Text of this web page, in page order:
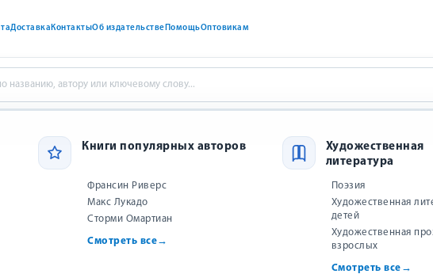
Доставка КонтактыОб издательстве ПомощьОптовикам
Книги популярных авторов
Франсин Риверс
Макс Лукадо
Сторми Омартиан
Смотреть все→
Художественная
литература
Поэзия
Художественная
детей
Художественная
взрослых
Смотреть все →
можно купить христианские книги и сувениры со скидками. Сезонные
книга недели. Подпишитесь на нашу рассылку, чтобы первым узнавать
Завершенные